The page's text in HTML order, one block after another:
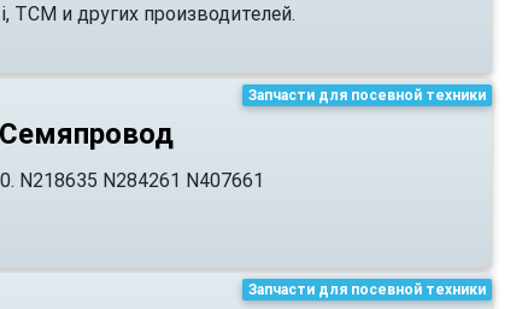
ТСМ и других производителей.
Запчасти для посевной техники
N218635 N284261 N407661
Запчасти для посевной техники